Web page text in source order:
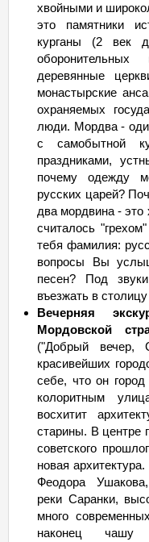
хвойными и
это памятники
курганы (2 век
деревянные
монастырские
охраняемых
люди. Мордва -
с самобытной
праздниками,
почему одежду
русских царей?
два мордвина -
считалось
тебя фамилия:
вопросы Вы
песен? Под
въезжать в
Вечерняя
Мордовской
("Добрый вечер,
красивейших
себе, что он
колоритным
восхитит
старины. В центре
советского
новая
Феодора
реки Саранки,
много
наконец чашу